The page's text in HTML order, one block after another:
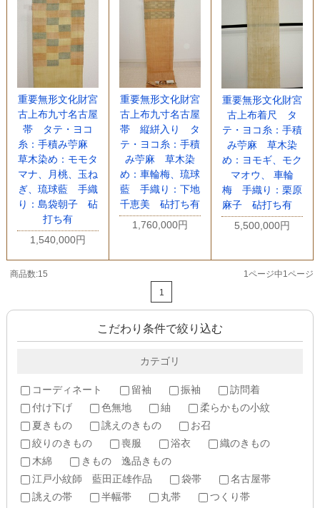
重要無形文化財宮
古上布九寸名古屋
帯 タテ・ヨコ
糸：手積み苧麻
草木染め：モモタ
マナ、月桃、玉ね
ぎ、琉球藍 手織
り：島袋朝子 砧
打ち有
1,540,000円
重要無形文化財宮
古上布九寸名古屋
帯 縦絣入り タ
テ・ヨコ糸：手積
み苧麻 草木染
め：車輪梅、琉球
藍 手織り：下地
千恵美 砧打ち有
1,760,000円
重要無形文化財宮
古上布着尺 タ
テ・ヨコ糸：手積
み苧麻 草木染
め：ヨモギ、モク
マオウ、 車輪
梅 手織り：栗原
麻子 砧打ち有
5,500,000円
商品数:15
1ページ中1ページ
1
こだわり条件で絞り込む
カテゴリ
コーディネート 留袖 振袖
訪問着
付け下げ
色無地 紬
柔らかもの小紋
夏きもの
誂えのきもの
お召
絞りのきもの
喪服 浴衣
織のきもの
木綿
きもの 逸品きもの
江戸小紋師 藍田正雄作品
袋帯
名古屋帯
誂えの帯
半幅帯 丸帯
つくり帯